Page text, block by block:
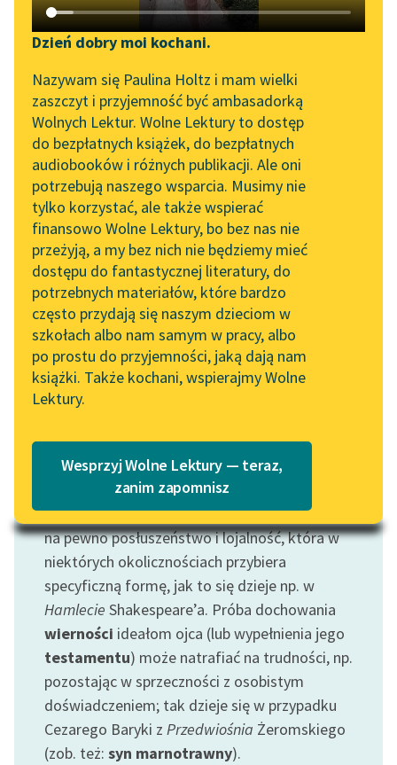
Katalog DAISY
Podkasty o książkach
Zgłoś brak utworu
Aktualności
Zapraszamy na spotkanie
online z tłumaczkami
literatury skandynawskiej
Spotkanie z Katarzyną
Tunkiel w Oslo
Wolne Lektury na 32.
Pol’and’Rock Festivalu
„Kochanek Lady
Chatterley” do słuchania
na Wolnych Lekturach
Nowy audiobook –
„Marzenie o Oriencie”
Lektury szkolne i klasyka
literatury do słuchania dla
uczennic i uczniów z
niepełnosprawnościami
E-kolekcja lektur
szkolnych i literatury do
słuchania dla uczennic i
uczniów z
niepełnosprawnościami
Feministyczne inspiracje.
Narzędzia
Mapa Wolnych Lektur
Leśmianator
Przewodnik dla piszących i
czytających
API
OAI-PMH
Widget Wolnych Lektur
Przypisy
Katalog w formacie PDF
Dzień dobry moi kochani.
Nazywam się Paulina Holtz i mam wielki
zaszczyt i przyjemność być ambasadorką
Wolnych Lektur. Wolne Lektury to dostęp
do bezpłatnych książek, do bezpłatnych
audiobooków i różnych publikacji. Ale oni
potrzebują naszego wsparcia. Musimy nie
tylko korzystać, ale także wspierać
finansowo Wolne Lektury, bo bez nas nie
przeżyją, a my bez nich nie będziemy mieć
dostępu do fantastycznej literatury, do
potrzebnych materiałów, które bardzo
często przydają się naszym dzieciom w
szkołach albo nam samym w pracy, albo
po prostu do przyjemności, jaką dają nam
książki. Także kochani, wspierajmy Wolne
Lektury.
Wesprzyj Wolne Lektury — teraz,
zanim zapomnisz
John Stuart Mill
kobiet
Mimo wzajemnego
przywiązania, jakie
łączy ojca z synem,
zdarza się często, że
ojciec nie zna...
Czytaj więcej
Motyw: Syn
społecznej, z którą wiążą się określone
obowiązki — przede wszystkim wobec
rodziców sprawującychopiekę
dzieckiem. Do obowiązków tych zaliczają się
na pewno posłuszeństwo i lojalność, która w
niektórych okolicznościach przybiera
specyficzną formę, jak to się dzieje np. w
Hamlecie Shakespeare’a. Próba dochowania
wierności ideałom ojca (lub wypełnienia jego
testamentu) może natrafiać na trudności, np.
pozostając w sprzeczności z osobistym
doświadczeniem; tak dzieje się w przypadku
Cezarego Baryki z Przedwiośnia Żeromskiego
(zob. też: syn marnotrawny).